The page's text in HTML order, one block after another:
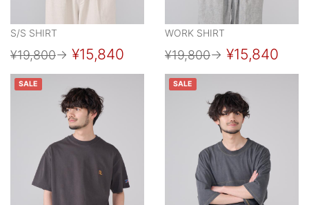
S/S SHIRT
¥19,800→ ¥15,840
WORK SHIRT
¥19,800→ ¥15,840
SALE SALE